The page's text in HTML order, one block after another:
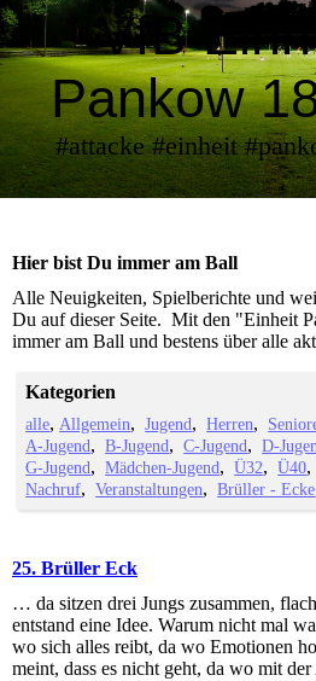
VfB
Pankow
#attacke #einheit
Hier bist Du immer am Ball
Alle Neuigkeiten, Spielberichte und
Du auf dieser Seite. Mit den "Einheit
immer am Ball und bestens über alle
Kategorien
alle Allgemein Jugend Herren
A-Jugend
B-Jugend C-Jugend D-
G-Jugend
Mädchen-Jugend Ü32 Ü40
Nachruf
Veranstaltungen Brüller - Ecke
25. Brüller Eck
… da sitzen drei Jungs zusammen,
entstand eine Idee. Warum nicht mal
wo sich alles reibt, da wo Emotionen
meint, dass es nicht geht, da wo mit